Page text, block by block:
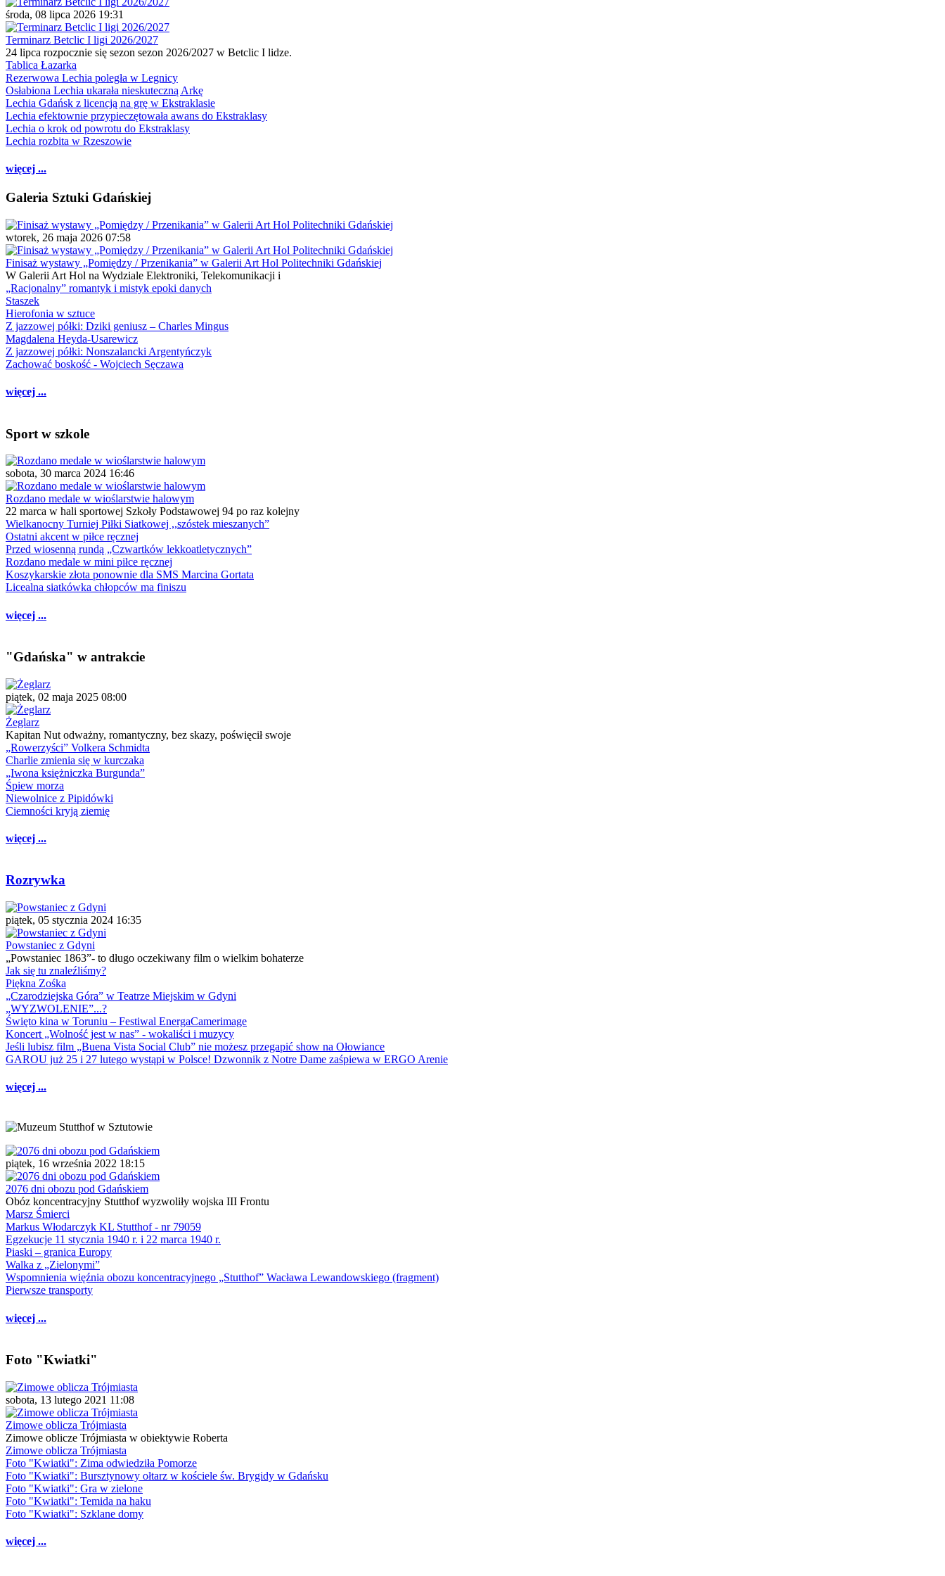
środa, 08 lipca 2026 19:31
Terminarz Betclic I ligi 2026/2027
24 lipca rozpocznie się sezon sezon 2026/2027 w Betclic I lidze.
Tablica Łazarka
Rezerwowa Lechia poległa w Legnicy
Osłabiona Lechia ukarała nieskuteczną Arkę
Lechia Gdańsk z licencją na grę w Ekstraklasie
Lechia efektownie przypieczętowała awans do Ekstraklasy
Lechia o krok od powrotu do Ekstraklasy
Lechia rozbita w Rzeszowie
więcej ...
Galeria Sztuki Gdańskiej
wtorek, 26 maja 2026 07:58
Finisaż wystawy „Pomiędzy / Przenikania” w Galerii Art Hol Politechniki Gdańskiej
W Galerii Art Hol na Wydziale Elektroniki, Telekomunikacji i
„Racjonalny” romantyk i mistyk epoki danych
Staszek
Hierofonia w sztuce
Z jazzowej półki: Dziki geniusz – Charles Mingus
Magdalena Heyda-Usarewicz
Z jazzowej półki: Nonszalancki Argentyńczyk
Zachować boskość - Wojciech Sęczawa
więcej ...
Sport w szkole
sobota, 30 marca 2024 16:46
Rozdano medale w wioślarstwie halowym
22 marca w hali sportowej Szkoły Podstawowej 94 po raz kolejny
Wielkanocny Turniej Piłki Siatkowej ,,szóstek mieszanych”
Ostatni akcent w piłce ręcznej
Przed wiosenną rundą „Czwartków lekkoatletycznych”
Rozdano medale w mini piłce ręcznej
Koszykarskie złota ponownie dla SMS Marcina Gortata
Licealna siatkówka chłopców ma finiszu
więcej ...
"Gdańska" w antrakcie
piątek, 02 maja 2025 08:00
Żeglarz
Kapitan Nut odważny, romantyczny, bez skazy, poświęcił swoje
„Rowerzyści” Volkera Schmidta
Charlie zmienia się w kurczaka
„Iwona księżniczka Burgunda”
Śpiew morza
Niewolnice z Pipidówki
Ciemności kryją ziemię
więcej ...
Rozrywka
piątek, 05 stycznia 2024 16:35
Powstaniec z Gdyni
„Powstaniec 1863”- to długo oczekiwany film o wielkim bohaterze
Jak się tu znaleźliśmy?
Piękna Zośka
„Czarodziejska Góra” w Teatrze Miejskim w Gdyni
„WYZWOLENIE”...?
Święto kina w Toruniu – Festiwal EnergaCamerimage
Koncert „Wolność jest w nas” - wokaliści i muzycy
Jeśli lubisz film „Buena Vista Social Club” nie możesz przegapić show na Ołowiance
GAROU już 25 i 27 lutego wystąpi w Polsce! Dzwonnik z Notre Dame zaśpiewa w ERGO Arenie
więcej ...
piątek, 16 września 2022 18:15
2076 dni obozu pod Gdańskiem
Obóz koncentracyjny Stutthof wyzwoliły wojska III Frontu
Marsz Śmierci
Markus Włodarczyk KL Stutthof - nr 79059
Egzekucje 11 stycznia 1940 r. i 22 marca 1940 r.
Piaski – granica Europy
Walka z „Zielonymi”
Wspomnienia więźnia obozu koncentracyjnego „Stutthof” Wacława Lewandowskiego (fragment)
Pierwsze transporty
więcej ...
Foto "Kwiatki"
sobota, 13 lutego 2021 11:08
Zimowe oblicza Trójmiasta
Zimowe oblicze Trójmiasta w obiektywie Roberta
Zimowe oblicza Trójmiasta
Foto "Kwiatki": Zima odwiedziła Pomorze
Foto "Kwiatki": Bursztynowy ołtarz w kościele św. Brygidy w Gdańsku
Foto "Kwiatki": Gra w zielone
Foto "Kwiatki": Temida na haku
Foto "Kwiatki": Szklane domy
więcej ...